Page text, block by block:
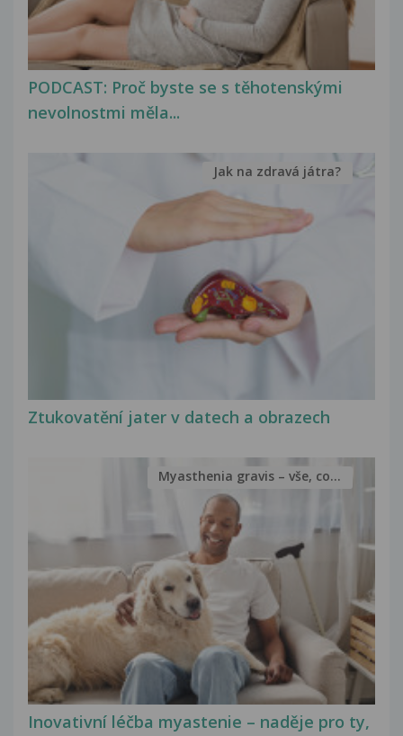
PODCAST: Proč byste se s těhotenskými
nevolnostmi měla...
Ztukovatění jater v datech a obrazech
Jak na zdravá játra?
Inovativní léčba myastenie – naděje pro ty,
Myasthenia gravis – vše, co...